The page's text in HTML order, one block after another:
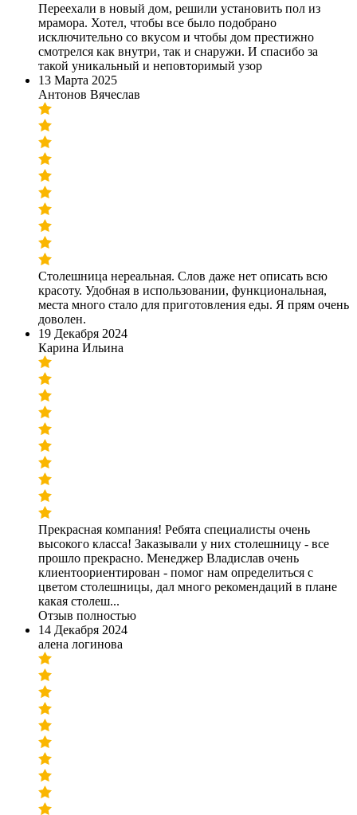
Переехали в новый дом, решили установить пол из
мрамора. Хотел, чтобы все было подобрано
исключительно со вкусом и чтобы дом престижно
смотрелся как внутри, так и снаружи. И спасибо за
такой уникальный и неповторимый узор
13 Марта 2025
Антонов Вячеслав
Столешница нереальная. Слов даже нет описать всю
красоту. Удобная в использовании, функциональная,
места много стало для приготовления еды. Я прям очень
доволен.
19 Декабря 2024
Карина Ильина
Прекрасная компания! Ребята специалисты очень
высокого класса! Заказывали у них столешницу - все
прошло прекрасно. Менеджер Владислав очень
клиентоориентирован - помог нам определиться с
цветом столешницы, дал много рекомендаций в плане
какая столеш...
Отзыв полностью
14 Декабря 2024
алена логинова